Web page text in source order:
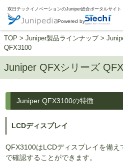
双日テックイノベーションのJuniper総合ポータルサイト
Powered by
TOP > Juniper製品ラインナップ>
QFX3100
Juniper QFXシリーズ
Juniper QFX3100の特徴
LCDディスプレイ
QFX3100はLCDディスプレイを備え
で確認することができます。